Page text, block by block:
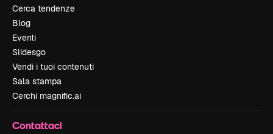
Cerca tendenze
Blog
Eventi
Slidesgo
Vendi i tuoi contenuti
Sala stampa
Cerchi magnific.ai
Contattaci